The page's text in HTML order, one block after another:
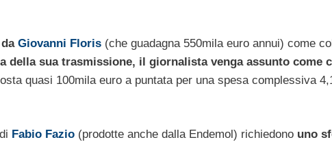
Giovanni Floris (che guadagna 550mila euro annui) come
della sua trasmissione, il giornalista venga assunto come
quasi 100mila euro a puntata per una spesa complessiva
Fabio Fazio (prodotte anche dalla Endemol) richiedono uno